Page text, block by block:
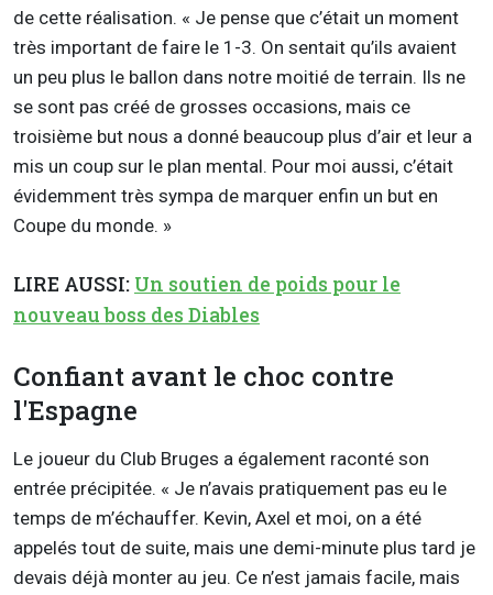
de cette réalisation. « Je pense que c’était un moment
très important de faire le 1-3. On sentait qu’ils avaient
un peu plus le ballon dans notre moitié de terrain. Ils ne
se sont pas créé de grosses occasions, mais ce
troisième but nous a donné beaucoup plus d’air et leur a
mis un coup sur le plan mental. Pour moi aussi, c’était
évidemment très sympa de marquer enfin un but en
Coupe du monde. »
LIRE AUSSI: Un soutien de poids pour le
nouveau boss des Diables
Confiant avant le choc contre
l'Espagne
Le joueur du Club Bruges a également raconté son
entrée précipitée. « Je n’avais pratiquement pas eu le
temps de m’échauffer. Kevin, Axel et moi, on a été
appelés tout de suite, mais une demi-minute plus tard je
devais déjà monter au jeu. Ce n’est jamais facile, mais